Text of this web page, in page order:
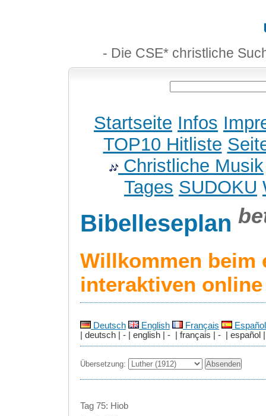
- Die CSE* christliche
Startseite Infos
TOP10 Hitliste
Christliche Musik
Tages SUDOKU
Bibelleseplan
Willkommen beim
interaktiven
Deutsch English Français
Español
| deutsch | - | english | - | français | - | español |
Übersetzung:
Tag 75: Hiob